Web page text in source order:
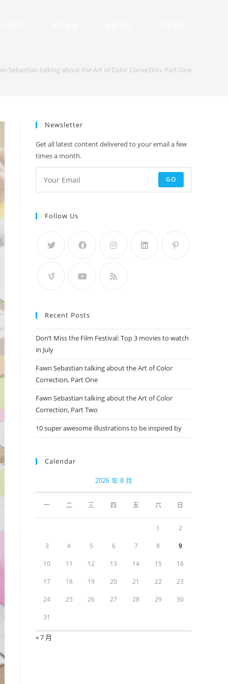
Sebastian talking about the Art of Color Correction, Part One
Newsletter
Get all latest content delivered to your email a few
times a month.
GO
Follow Us
Recent Posts
Don’t Miss the Film Festival: Top 3 movies to watch
in July
Fawn Sebastian talking about the Art of Color
Correction, Part One
Fawn Sebastian talking about the Art of Color
Correction, Part Two
10 super awesome illustrations to be inspired by
Calendar
2026 年 8 月
一 二 三 四 五 六 日
1 2
3 4 5 6 7 8 9
10 11 12 13 14 15 16
17 18 19 20 21 22 23
24 25 26 27 28 29 30
31
« 7 月